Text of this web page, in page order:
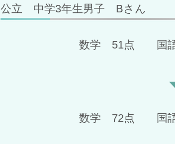
公立 中学3年生男子 Bさん
数学 51点 国
数学 72点 国